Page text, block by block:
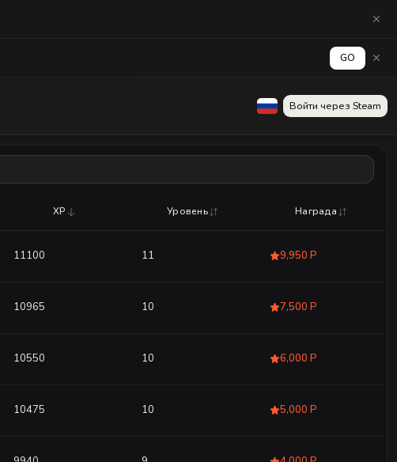
Войти через Steam
XP Уровень Награда
11100 11 9,950 Р
10965 10 7,500 Р
10550 10 6,000 Р
10475 10 5,000 Р
GO